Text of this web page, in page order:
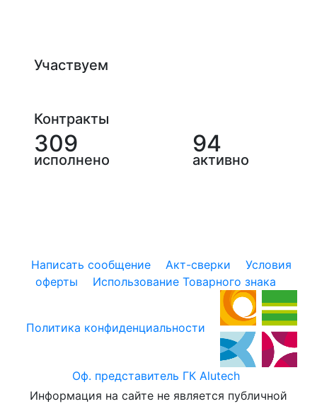
Участвуем
Контракты
309
исполнено
94
активно
Написать сообщение Акт-сверки
Условия
оферты
Использование Товарного знака
Политика конфиденциальности
Оф. представитель ГК Alutech
Информация на сайте не является публичной